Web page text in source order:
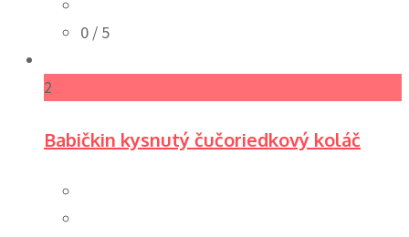
0 / 5
2
Babičkin kysnutý čučoriedkový koláč